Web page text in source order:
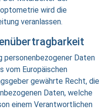
wird die
veranlassen.
personenbezogener Daten
vom Europäischen
gewährte Recht, die
Daten, welche
einem Verantwortlichen